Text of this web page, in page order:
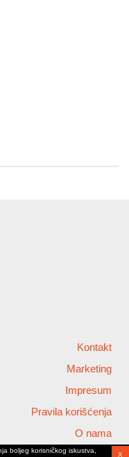
Kontakt
Marketing
Impresum
Pravila korišćenja
O nama
boljeg korisničkog iskustva,
X